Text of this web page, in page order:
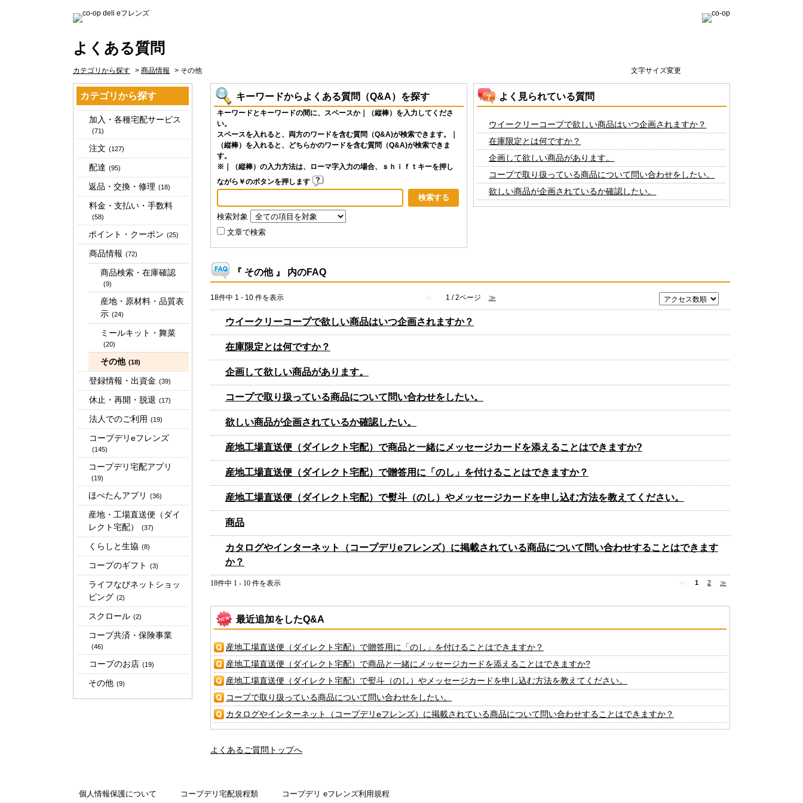
よくある質問
文字サイズ変更
カテゴリから探す > 商品情報 > その他
カテゴリから探す
加入・各種宅配サービス
(71)
注文 (127)
配達 (95)
返品・交換・修理 (18)
料金・支払い・手数料
(58)
ポイント・クーポン (25)
商品情報 (72)
商品検索・在庫確認
(9)
産地・原材料・品質表
示 (24)
ミールキット・舞菜
(20)
その他 (18)
登録情報・出資金 (39)
休止・再開・脱退 (17)
法人でのご利用 (19)
コープデリeフレンズ
(145)
コープデリ宅配アプリ
(19)
ほぺたんアプリ (36)
産地・工場直送便（ダイ
レクト宅配）
(37)
くらしと生協 (8)
コープのギフト (3)
ライフなびネットショッ
ピング (2)
スクロール (2)
コープ共済・保険事業
(46)
コープのお店 (19)
その他 (9)
キーワードからよくある質問（Q&A）を探す
キーワードとキーワードの間に、スペースか｜（縦棒）を入力してくださ
い。
スペースを入れると、両方のワードを含む質問（Q&A)が検索できます。｜
（縦棒）を入れると、どちらかのワードを含む質問（Q&A)が検索できま
す。
※｜（縦棒）の入力方法は、ローマ字入力の場合、ｓｈｉｆｔキーを押し
ながら￥のボタンを押します
検索対象
文章で検索
よく見られている質問
ウイークリーコープで欲しい商品はいつ企画されますか？
在庫限定とは何ですか？
企画して欲しい商品があります。
コープで取り扱っている商品について問い合わせをしたい。
欲しい商品が企画されているか確認したい。
『 その他 』 内のFAQ
18件中 1 - 10 件を表示 ≪ 1 / 2ページ ≫
ウイークリーコープで欲しい商品はいつ企画されますか？
在庫限定とは何ですか？
企画して欲しい商品があります。
コープで取り扱っている商品について問い合わせをしたい。
欲しい商品が企画されているか確認したい。
産地工場直送便（ダイレクト宅配）で商品と一緒にメッセージカードを添えることはできますか?
産地工場直送便（ダイレクト宅配）で贈答用に「のし」を付けることはできますか？
産地工場直送便（ダイレクト宅配）で熨斗（のし）やメッセージカードを申し込む方法を教えてください。
商品
カタログやインターネット（コープデリeフレンズ）に掲載されている商品について問い合わせすることはできます
か？
18件中 1 - 10 件を表示 1 2 ≫
最近追加をしたQ&A
産地工場直送便（ダイレクト宅配）で贈答用に「のし」を付けることはできますか？
産地工場直送便（ダイレクト宅配）で商品と一緒にメッセージカードを添えることはできますか?
産地工場直送便（ダイレクト宅配）で熨斗（のし）やメッセージカードを申し込む方法を教えてください。
コープで取り扱っている商品について問い合わせをしたい。
カタログやインターネット（コープデリeフレンズ）に掲載されている商品について問い合わせすることはできますか？
よくあるご質問トップへ
個人情報保護について コープデリ宅配規程類 コープデリ eフレンズ利用規程